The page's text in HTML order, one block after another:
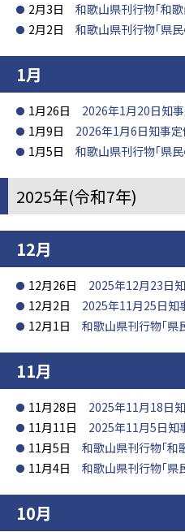
2月3日 和歌山県刊行物「和
2月2日 和歌山県刊行物「県
1月
1月26日 2026年1月20日知
1月9日 2026年1月6日知事定
1月5日 和歌山県刊行物「県
2025年(令和7年)
12月
12月26日 2025年12月23日
12月2日 2025年11月25日知
12月1日 和歌山県刊行物「県
11月
11月28日 2025年11月18日
11月11日 2025年11月5日知
11月5日 和歌山県刊行物「和
11月4日 和歌山県刊行物「県
10月